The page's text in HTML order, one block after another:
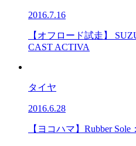
2016.7.16
【オフロード試走】
CAST ACTIVA
タイヤ
2016.6.28
【ヨコハマ】Rubber